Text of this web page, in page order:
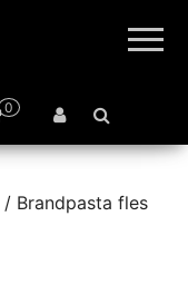
0
/ Brandpasta fles